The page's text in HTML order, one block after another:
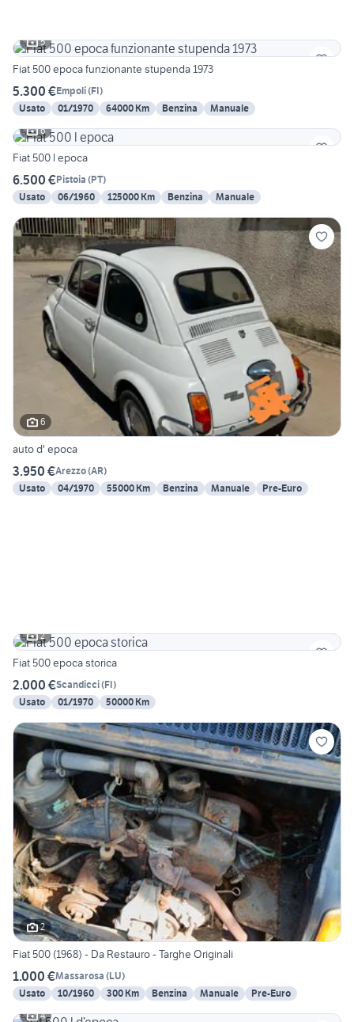
5
Fiat 500 epoca funzionante stupenda 1973
5.300 €Empoli(FI)
Usato
01/1970 64000 Km Benzina
Manuale
6
Fiat 500 l epoca
6.500 €Pistoia (PT)
Usato
06/1960 125000 Km Benzina Manuale
6
auto d' epoca
3.950 €Arezzo(AR)
Usato
04/1970 55000 Km Benzina Manuale Pre-Euro
2
Fiat 500 epoca storica
2.000 €Scandicci(FI)
Usato
01/1970 50000 Km
2
Fiat 500 (1968) - Da Restauro - Targhe Originali
1.000 €Massarosa (LU)
Usato
10/1960 300 Km Benzina Manuale
Pre-Euro
4